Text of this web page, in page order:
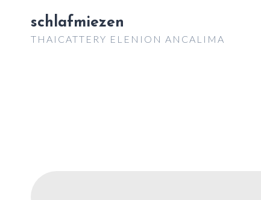
springen
schlafmiezen
THAICATTERY ELENION ANCALIMA